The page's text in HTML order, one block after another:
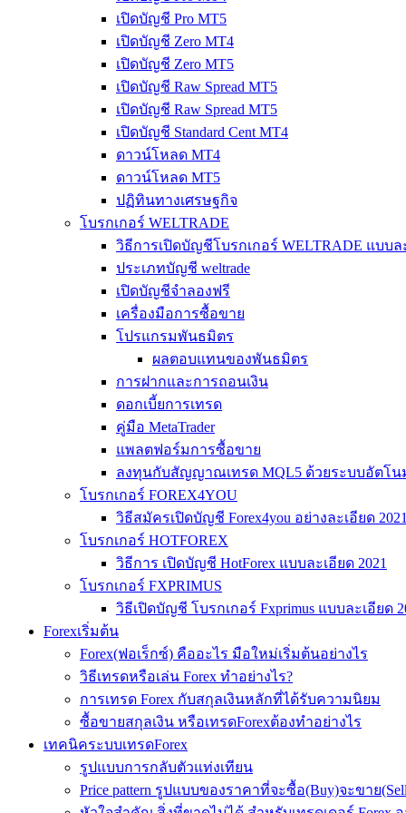
เปิดบัญชี Pro MT5
เปิดบัญชี Zero MT4
เปิดบัญชี Zero MT5
เปิดบัญชี Raw Spread MT5
เปิดบัญชี Raw Spread MT5
เปิดบัญชี Standard Cent MT4
ดาวน์โหลด MT4
ดาวน์โหลด MT5
ปฏิทินทางเศรษฐกิจ
โบรกเกอร์ WELTRADE
วิธีการเปิดบัญชีโบรกเกอร์ WELTRADE แบบละ
ประเภทบัญชี weltrade
เปิดบัญชีจำลองฟรี
เครื่องมือการซื้อขาย
โปรแกรมพันธมิตร
ผลตอบแทนของพันธมิตร
การฝากและการถอนเงิน
ดอกเบี้ยการเทรด
คู่มือ MetaTrader
แพลตฟอร์มการซื้อขาย
ลงทุนกับสัญญาณเทรด MQL5 ด้วยระบบอัตโน
โบรกเกอร์ FOREX4YOU
วิธีสมัครเปิดบัญชี Forex4you อย่างละเอียด 2021
โบรกเกอร์ HOTFOREX
วิธีการ เปิดบัญชี HotForex แบบละเอียด 2021
โบรกเกอร์ FXPRIMUS
วิธีเปิดบัญชี โบรกเกอร์ Fxprimus แบบละเอียด
Forexเริ่มต้น
Forex(ฟอเร็กซ์) คืออะไร มือใหม่เริ่มต้นอย่างไร
วิธีเทรดหรือเล่น Forex ทำอย่างไร?
การเทรด Forex กับสกุลเงินหลักที่ได้รับความนิยม
ซื้อขายสกุลเงิน หรือเทรดForexต้องทำอย่างไร
เทคนิคระบบเทรดForex
รูปแบบการกลับตัวแท่งเทียน
Price pattern รูปแบบของราคาที่จะซื้อ(Buy)จะขาย